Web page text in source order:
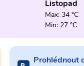
Listopad
Max: 34 °C
Min: 27 °C
Prohlédnout